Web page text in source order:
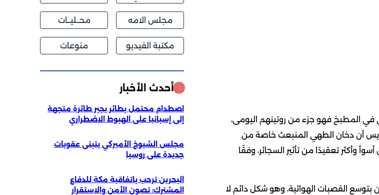
المطبخ فهو جزء من روتينهم اليومى،
أن دخان الطهي المنبعث خاصة من
وأكثر تعقيدًا من تأثير السجائر، وفقًا
يُصبن بتوسع القصبات الهوائية، وهو شكل دائم لا
مجلس الامه محــليــات
مكتبة الفيديو منوعات
أحدث الأخبار
اصطدام محتمل بطائر يجبر طائرة متجهة
إلى إسبانيا على الهبوط الاضطراري
مجلس الشيوخ الأميركي يتبنى عقوبات
جديدة على روسيا
البحرين ترحب باتفاقية مكة للدفاع
المشترك: تصون الأمن والاستقرار